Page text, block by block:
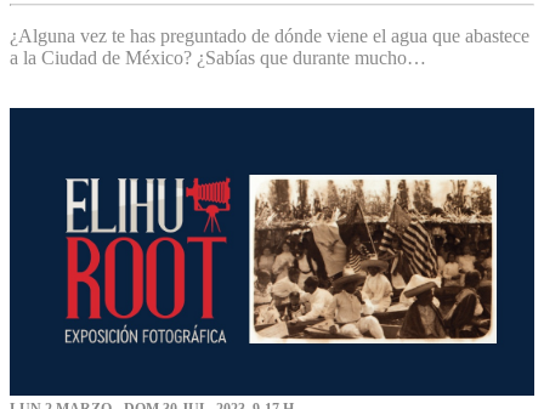
¿Alguna vez te has preguntado de dónde viene el agua que abastece
a la Ciudad de México? ¿Sabías que durante mucho…